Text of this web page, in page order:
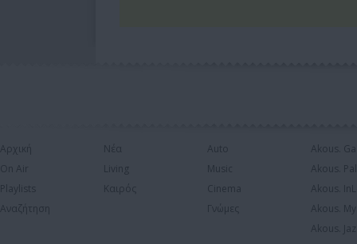
Αρχική
On Air
Playlists
Αναζήτηση
Νέα
Living
Καιρός
Auto
Music
Cinema
Γνώμες
Akous.
Akous.
Akous.
Akous.
Akous.